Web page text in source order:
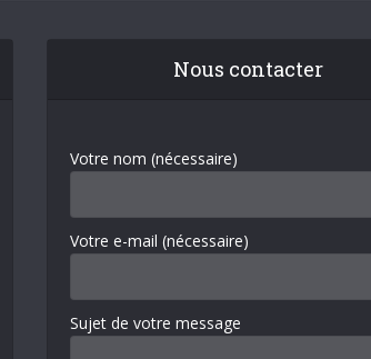
Nous contacter
Votre nom (nécessaire)
Votre e-mail (nécessaire)
Sujet de votre message